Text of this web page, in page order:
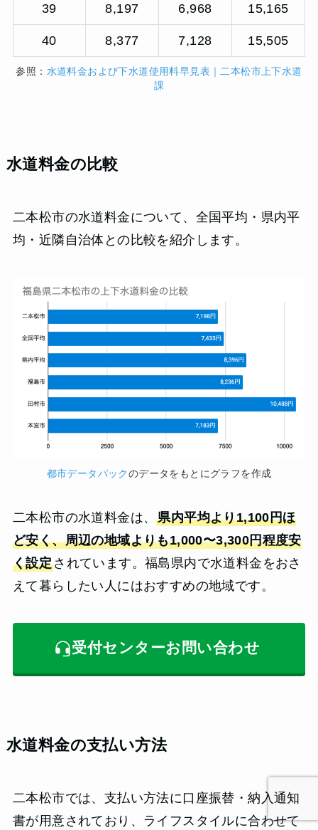
39 8,197 6,968 15,165
40 8,377 7,128 15,505
参照： 水道料金および下水道使用料早見表｜二本松市上下水道
課
水道料金の比較
二本松市の水道料金について、全国平均・県内平
均・近隣自治体との比較を紹介します。
都市データパックのデータをもとにグラフを作成
二本松市の水道料金は、県内平均より1,100円ほ
ど安く、周辺の地域よりも1,000〜3,300円程度安
く設定されています。福島県内で水道料金をおさ
えて暮らしたい人にはおすすめの地域です。
受付センターお問い合わせ
水道料金の支払い方法
二本松市では、支払い方法に口座振替・納入通知
書が用意されており、ライフスタイルに合わせて